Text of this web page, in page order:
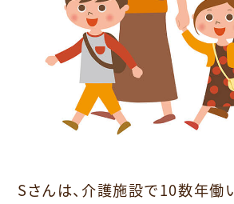
Sさんは、介護施設で10数年働